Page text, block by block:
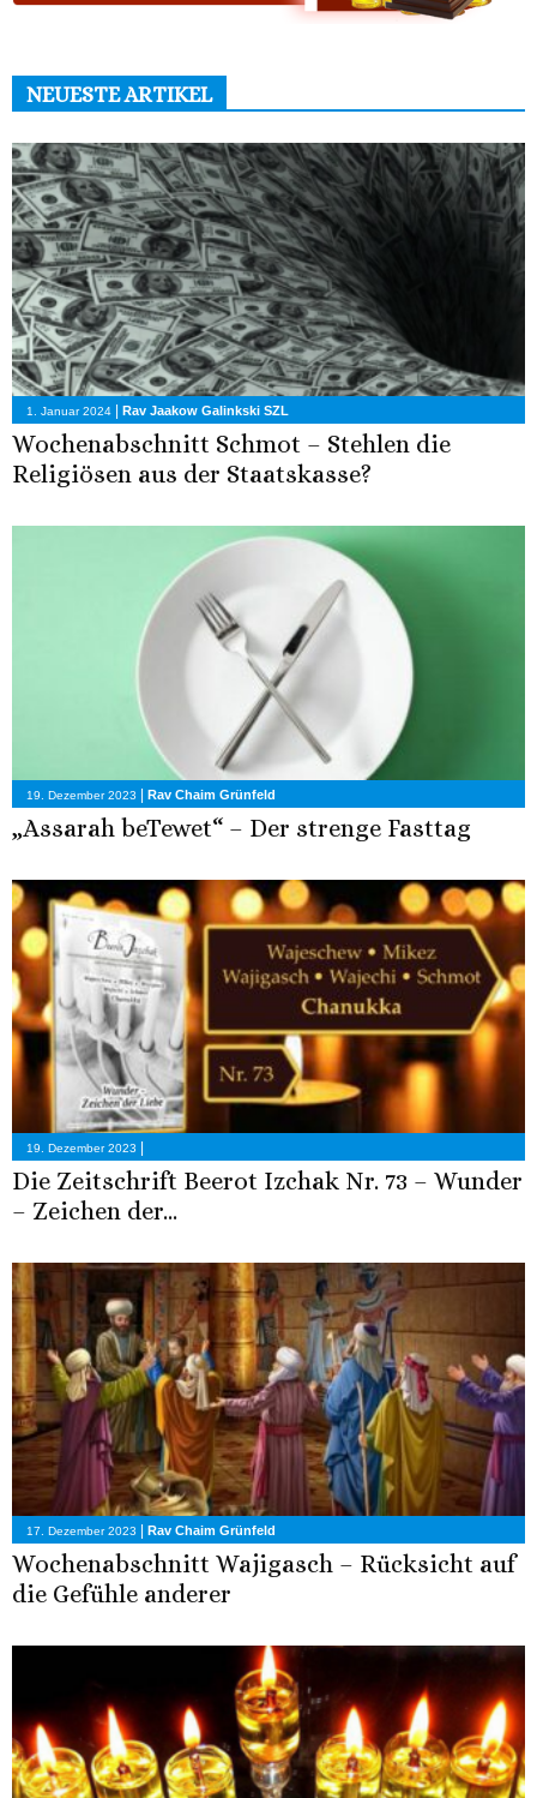
NEUESTE ARTIKEL
1. Januar 2024 Rav Jaakow Galinkski SZL
Wochenabschnitt Schmot – Stehlen die
Religiösen aus der Staatskasse?
19. Dezember 2023 | Rav Chaim Grünfeld
„Assarah beTewet“ – Der strenge Fasttag
19. Dezember 2023 |
Die Zeitschrift Beerot Izchak Nr. 73 – Wunder
– Zeichen der...
17. Dezember 2023 Rav Chaim Grünfeld
Wochenabschnitt Wajigasch – Rücksicht auf
die Gefühle anderer